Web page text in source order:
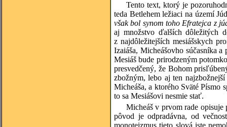
Tento text, ktorý je
teda Betlehem ležiaci na území
však bol synom toho Efratejca z
aj množstvo ďalších dôležitých
z najdôležitejších mesiášskych
Izaiáša, Micheášovho súčasníka
Mesiáš bude prirodzeným
presvedčený, že Bohom
zbožným, lebo aj ten
Micheáša, a ktorého Sväté Písmo
to sa Mesiášovi nesmie stať.
Micheáš v prvom rade opisuje
pôvod je odpradávna, od
monoteizmus tieto slová iste